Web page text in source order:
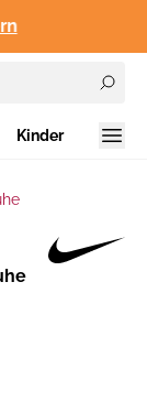
Kinder